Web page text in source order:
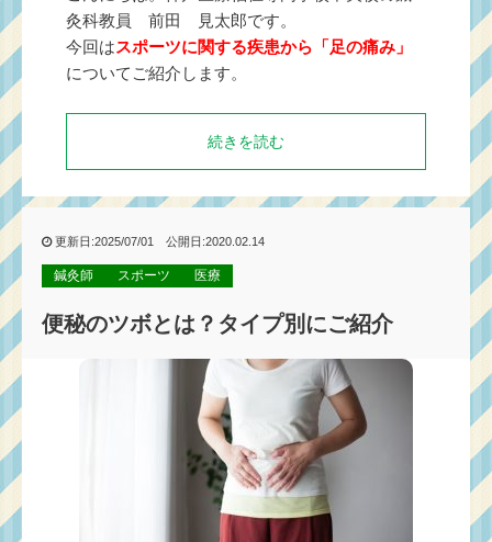
灸科教員 前田 見太郎です。
今回はスポーツに関する疾患から「足の痛み」
についてご紹介します。
続きを読む
更新日:2025/07/01 公開日:2020.02.14
鍼灸師 スポーツ 医療
便秘のツボとは？タイプ別にご紹介